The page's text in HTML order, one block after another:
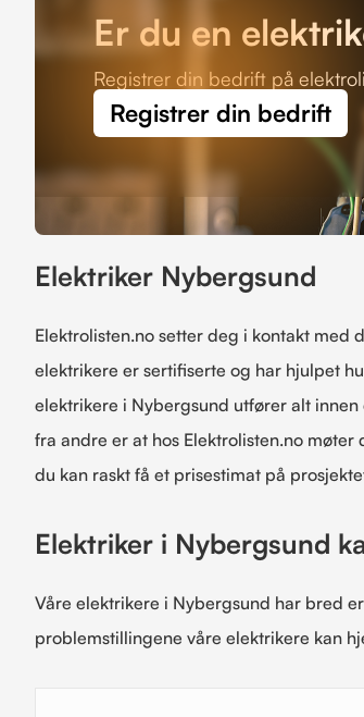
Er du en
Registrer din bedrift på
Registrer din bedrift
Elektriker Nybergsund
Elektrolisten.no setter deg i kontakt med
elektrikere er sertifiserte og har hjulpet
elektrikere i Nybergsund utfører alt
fra andre er at hos Elektrolisten.no
du kan raskt få et prisestimat på
Elektriker i Nybergsund
Våre elektrikere i Nybergsund har bred
problemstillingene våre elektrikere kan